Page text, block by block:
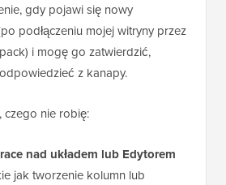
gdy pojawi się nowy
podłączeniu mojej witryny przez
i mogę go zatwierdzić,
z kanapy.
czego nie robię:
nad układem lub Edytorem
jak tworzenie kolumn lub